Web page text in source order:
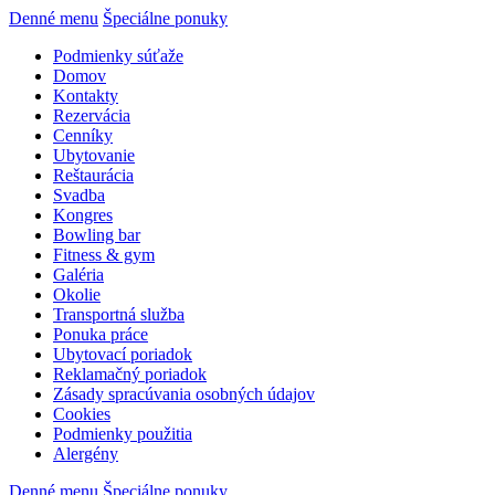
Denné menu Špeciálne ponuky
Podmienky súťaže
Domov
Kontakty
Rezervácia
Cenníky
Ubytovanie
Reštaurácia
Svadba
Kongres
Bowling bar
Fitness & gym
Galéria
Okolie
Transportná služba
Ponuka práce
Ubytovací poriadok
Reklamačný poriadok
Zásady spracúvania osobných údajov
Cookies
Podmienky použitia
Alergény
Denné menu Špeciálne ponuky